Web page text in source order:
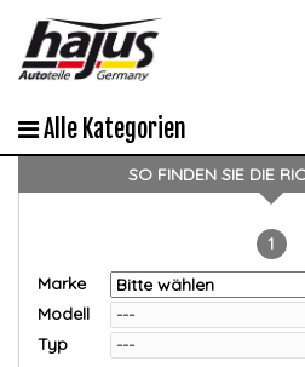
Alle Kategorien
SO FINDEN SIE DIE
1
Marke
Modell
Typ